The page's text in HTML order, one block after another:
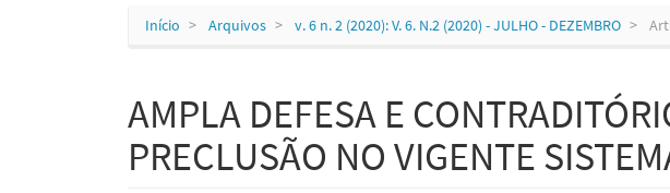
Início Arquivos v. 6 n. 2 (2020): V. 6. N.2 (2020) - JULHO - DEZEMBRO
AMPLA DEFESA E
PRECLUSÃO NO VIGENTE